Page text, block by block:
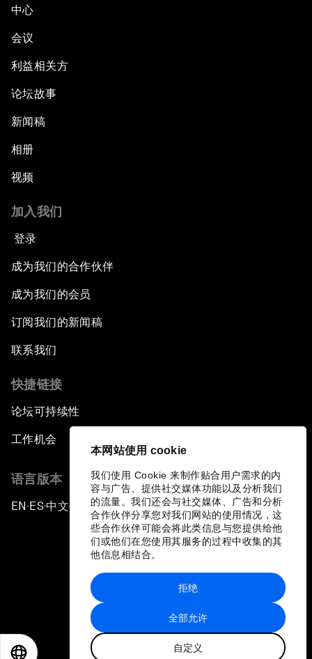
本网站使用 cookie
我们使用 Cookie 来制作贴合用户需求的内
容与广告、提供社交媒体功能以及分析我们
的流量。我们还会与社交媒体、广告和分析
合作伙伴分享您对我们网站的使用情况，这
些合作伙伴可能会将此类信息与您提供给他
们或他们在您使用其服务的过程中收集的其
他信息相结合。
全部允许
自定义
拒绝
中心
会议
利益相关方
论坛故事
新闻稿
相册
视频
加入我们
登录
成为我们的合作伙伴
成为我们的会员
订阅我们的新闻稿
联系我们
快捷链接
论坛可持续性
工作机会
语言版本
EN ▪ ES▪中文▪ 日本語
站点地图
世界经济论坛